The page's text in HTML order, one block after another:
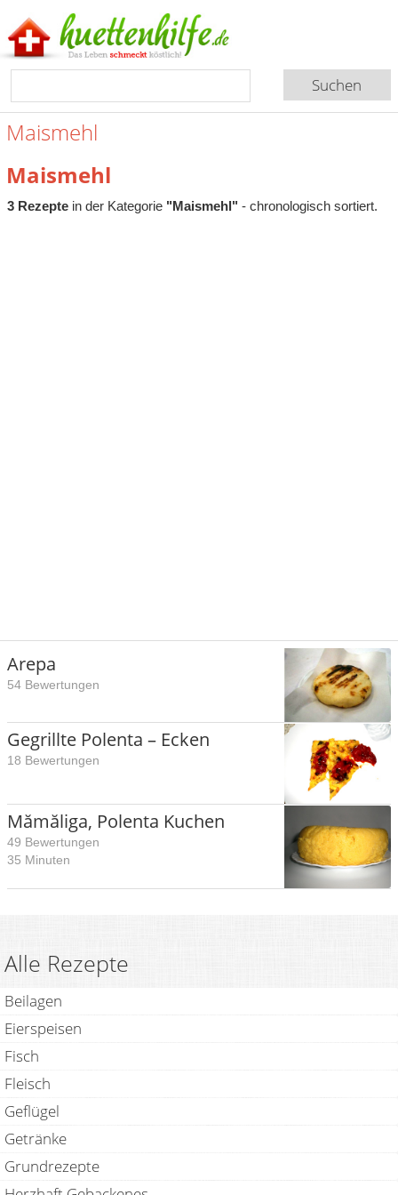
Maismehl
Maismehl
3 Rezeptein der Kategorie "Maismehl" - chronologisch sortiert.
Arepa
54 Bewertungen
Gegrillte Polenta – Ecken
18 Bewertungen
Mămăliga, Polenta Kuchen
49 Bewertungen
35 Minuten
Alle Rezepte
Beilagen
Eierspeisen
Fisch
Fleisch
Geflügel
Getränke
Grundrezepte